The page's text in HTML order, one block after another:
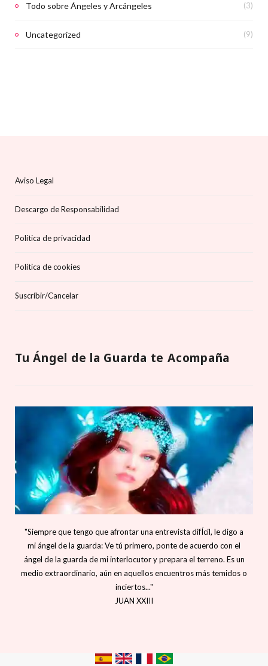
Todo sobre Ángeles y Arcángeles (3)
Uncategorized (9)
Aviso Legal
Descargo de Responsabilidad
Política de privacidad
Política de cookies
Suscríbir/Cancelar
Tu Ángel de la Guarda te Acompaña
"Siempre que tengo que afrontar una entrevista difÍcil, le digo a
mi ángel de la guarda: Ve tú primero, ponte de acuerdo con el
ángel de la guarda de mi interlocutor y prepara el terreno. Es un
medio extraordinario, aún en aquellos encuentros más temidos o
inciertos..."
JUAN XXIII